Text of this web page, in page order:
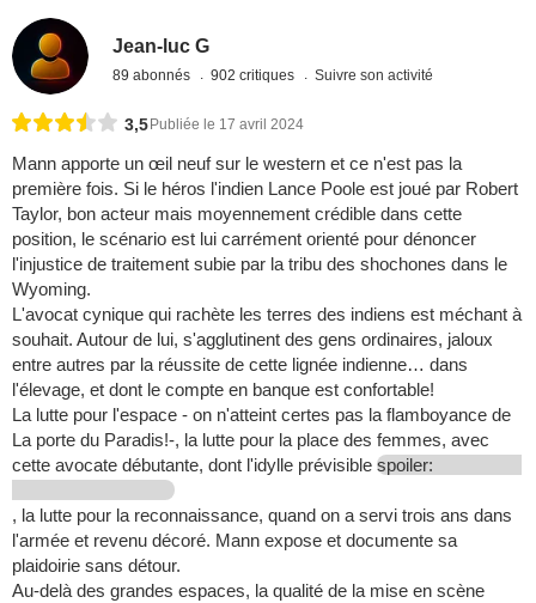
Jean-luc G
89 abonnés 902 critiques Suivre son activité
3,5 Publiée le 17 avril 2024
Mann apporte un œil neuf sur le western et ce n'est pas la
première fois. Si le héros l'indien Lance Poole est joué par Robert
Taylor, bon acteur mais moyennement crédible dans cette
position, le scénario est lui carrément orienté pour dénoncer
l'injustice de traitement subie par la tribu des shochones dans le
Wyoming.
L'avocat cynique qui rachète les terres des indiens est méchant à
souhait. Autour de lui, s'agglutinent des gens ordinaires, jaloux
entre autres par la réussite de cette lignée indienne… dans
l'élevage, et dont le compte en banque est confortable!
La lutte pour l'espace - on n'atteint certes pas la flamboyance de
La porte du Paradis!-, la lutte pour la place des femmes, avec
cette avocate débutante, dont l'idylle prévisible spoiler:
, la lutte pour la reconnaissance, quand on a servi trois ans dans
l'armée et revenu décoré. Mann expose et documente sa
plaidoirie sans détour.
Au-delà des grandes espaces, la qualité de la mise en scène